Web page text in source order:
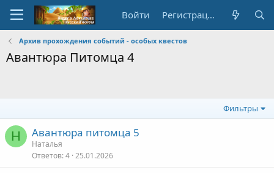
Войти Регистрация
Архив прохождения событий - особых квестов
Авантюра Питомца 4
Фильтры
Н Авантюра питомца 5
Наталья
Ответов 4 25.01.2026